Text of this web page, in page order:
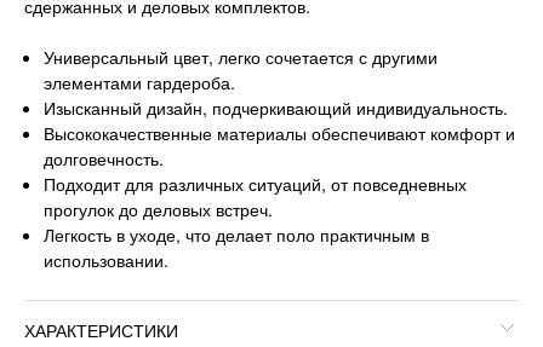
сдержанных и деловых комплектов.
Универсальный цвет, легко сочетается с другими
элементами гардероба.
Изысканный дизайн, подчеркивающий индивидуальность.
Высококачественные материалы обеспечивают комфорт и
долговечность.
Подходит для различных ситуаций, от повседневных
прогулок до деловых встреч.
Легкость в уходе, что делает поло практичным в
использовании.
ХАРАКТЕРИСТИКИ